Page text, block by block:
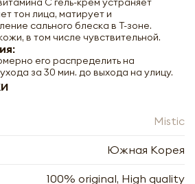
тон лица, матирует и
сального блеска в Т-зоне.
в том числе чувствительной.
его распределить на
за 30 мин. до выхода на улицу.
Mistic
Южная Корея
100% original, High quality
SPF 50 PA+++ Sunblock Safety Sun